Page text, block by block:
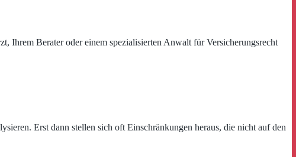
Ihrem Berater oder einem spezialisierten Anwalt für Versicherungsrecht
Erst dann stellen sich oft Einschränkungen heraus, die nicht auf den